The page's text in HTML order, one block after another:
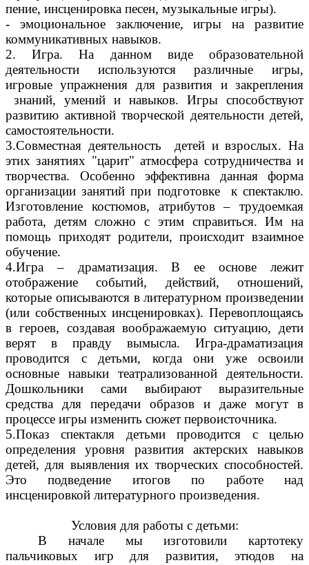
пение, инсценировка песен, музыкальные игры).
- эмоциональное заключение, игры на развитие
коммуникативных навыков.
2. Игра. На данном виде образовательной
деятельности используются различные игры,
игровые упражнения для развития и закрепления
знаний, умений и навыков. Игры способствуют
развитию активной творческой деятельности детей,
самостоятельности.
3.Совместная деятельность детей и взрослых. На
этих занятиях "царит" атмосфера сотрудничества и
творчества. Особенно эффективна данная форма
организации занятий при подготовке к спектаклю.
Изготовление костюмов, атрибутов – трудоемкая
работа, детям сложно с этим справиться. Им на
помощь приходят родители, происходит взаимное
обучение.
4.Игра – драматизация. В ее основе лежит
отображение событий, действий, отношений,
которые описываются в литературном произведении
(или собственных инсценировках). Перевоплощаясь
в героев, создавая воображаемую ситуацию, дети
верят в правду вымысла. Игра-драматизация
проводится с детьми, когда они уже освоили
основные навыки театрализованной деятельности.
Дошкольники сами выбирают выразительные
средства для передачи образов и даже могут в
процессе игры изменить сюжет первоисточника.
5.Показ спектакля детьми проводится с целью
определения уровня развития актерских навыков
детей, для выявления их творческих способностей.
Это подведение итогов по работе над
инсценировкой литературного произведения.
Условия для работы с детьми:
В начале мы изготовили картотеку
пальчиковых игр для развития, этюдов на